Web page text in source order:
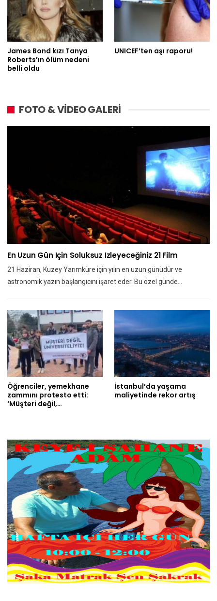
James Bond kızı Tanya
Roberts’ın ölüm nedeni
belli oldu
UNICEF’ten aşı raporu!
FOTO & VİDEO GALERİ
En Uzun Gün Için Soluksuz Izleyeceğiniz 21 Film
21 Haziran, Kuzey Yarımküre için yılın en uzun günüdür ve
astronomik yazın başlangıcını işaret eder. Bu özel günde…
Öğrenciler, yemekhane
zammını protesto etti:
‘Müşteri değil,…
İstanbul’da yaşama
maliyetinde rekor artış